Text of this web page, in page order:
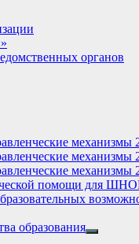
органов
механизмы
механизмы
механизмы
помощи для
образования
Show